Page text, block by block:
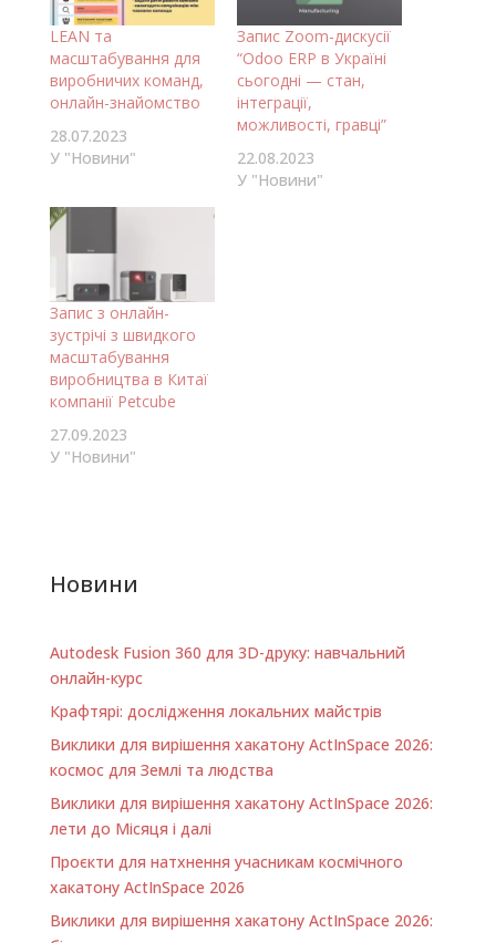
LEAN та
масштабування для
виробничих команд,
онлайн-знайомство
28.07.2023
У "Новини"
Запис Zoom-дискусії
“Odoo ERP в Україні
сьогодні — стан,
інтеграції,
можливості, гравці”
22.08.2023
У "Новини"
Запис з онлайн-
зустрічі з швидкого
масштабування
виробництва в Китаї
компанії Petcube
27.09.2023
У "Новини"
Новини
Autodesk Fusion 360 для 3D-друку: навчальний
онлайн-курс
Крафтярі: дослідження локальних майстрів
Виклики для вирішення хакатону ActInSpace 2026:
космос для Землі та людства
Виклики для вирішення хакатону ActInSpace 2026:
лети до Місяця і далі
Проєкти для натхнення учасникам космічного
хакатону ActInSpace 2026
Виклики для вирішення хакатону ActInSpace 2026: